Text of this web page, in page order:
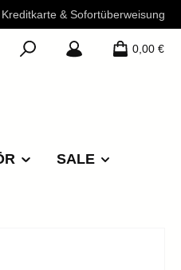
& Sofortüberweisung
0,00 €
SALE